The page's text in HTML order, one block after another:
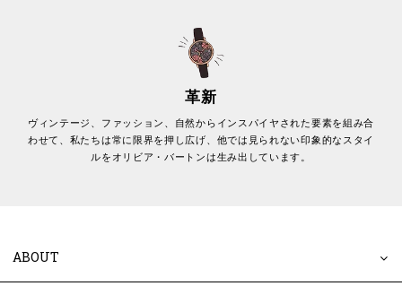
革新
ヴィンテージ、ファッション、自然からインスパイヤされた要素を組み合
わせて、私たちは常に限界を押し広げ、他では見られない印象的なスタイ
ルをオリビア・バートンは生み出しています。
ABOUT